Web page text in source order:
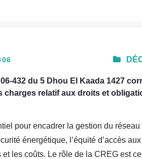
432 du 5 Dhou El Kaada 1427
charges relatif aux droits et
pour encadrer la gestion du réseau
énergétique, l’équité d’accès
les coûts. Le rôle de la CREG est